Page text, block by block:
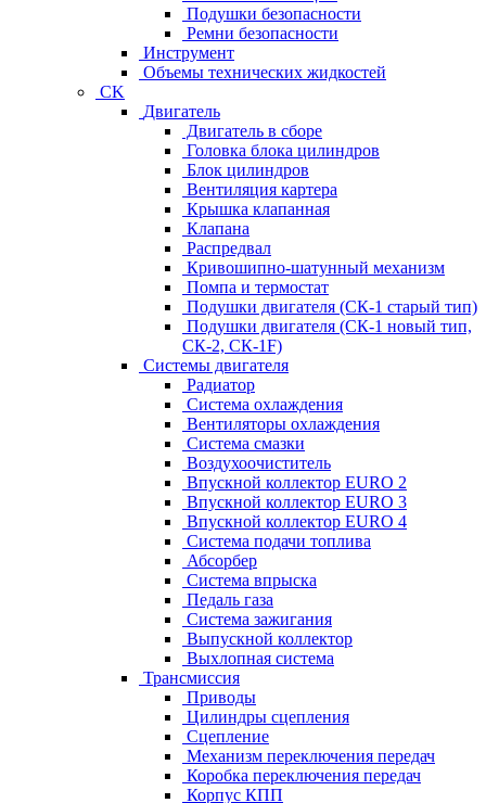
Подушки безопасности
Ремни безопасности
Инструмент
Объемы технических жидкостей
CK
Двигатель
Двигатель в сборе
Головка блока цилиндров
Блок цилиндров
Вентиляция картера
Крышка клапанная
Клапана
Распредвал
Кривошипно-шатунный механизм
Помпа и термостат
Подушки двигателя (СК-1 старый тип)
Подушки двигателя (СК-1 новый тип,
СК-2, СК-1F)
Системы двигателя
Радиатор
Система охлаждения
Вентиляторы охлаждения
Система смазки
Воздухоочиститель
Впускной коллектор EURO 2
Впускной коллектор EURO 3
Впускной коллектор EURO 4
Система подачи топлива
Абсорбер
Система впрыска
Педаль газа
Система зажигания
Выпускной коллектор
Выхлопная система
Трансмиссия
Приводы
Цилиндры сцепления
Сцепление
Механизм переключения передач
Коробка переключения передач
Корпус КПП